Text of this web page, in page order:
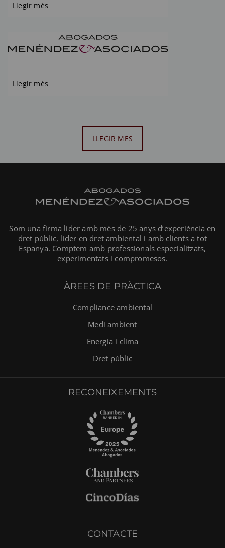
Llegir més
Llegir més
LLEGIR MES
Som una firma líder amb més de 25 anys d’experiència en
dret públic, líder en dret ambiental i amb clients a tot
Espanya. Comptem amb professionals especialitzats,
experimentats i compromesos.
ÀREES DE PRÀCTICA
Compliance ambiental
Medi ambient
Energia i clima
Dret públic
RECONEIXEMENTS
CONTACTE